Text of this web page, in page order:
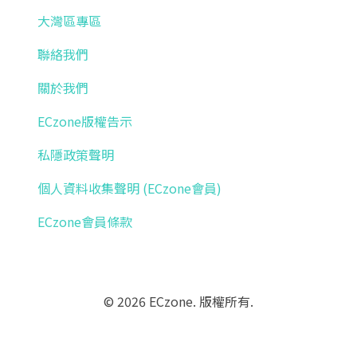
大灣區專區
聯絡我們
關於我們
ECzone版權告示
私隱政策聲明
個人資料收集聲明 (ECzone會員)
ECzone會員條款
© 2026 ECzone. 版權所有.